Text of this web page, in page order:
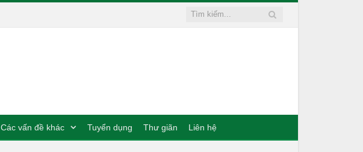
Các vấn đề khác Tuyển dụng Thư giãn Liên hệ